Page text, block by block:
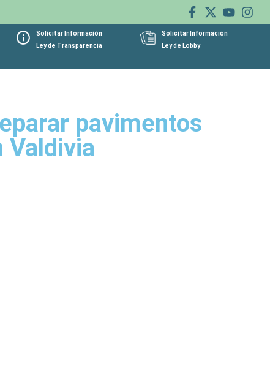
Solicitar Información
Ley de Transparencia
Solicitar Información
Ley de Lobby
pavimentos
Valdivia